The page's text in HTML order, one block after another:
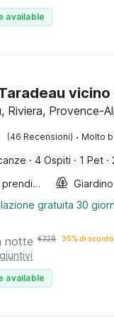
available
Riviera, Provence-
(46 Recensioni) · Molto
· 4 Ospiti · 1 Pet ·
Lettini prendisole
Giardino
gratuita 30
notte €328 35% di sconto
available